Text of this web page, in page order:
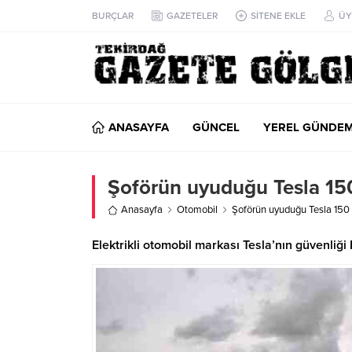
BURÇLAR GAZETELER SİTENE EKLE
ANASAYFA GÜNCEL YEREL
Şoförün uyuduğu Tesla
Anasayfa Otomobil Şoförün uyuduğu Tesla 150
Elektrikli otomobil markası Tesla’nın